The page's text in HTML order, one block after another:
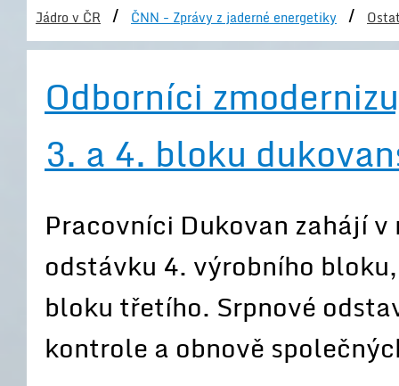
Jádro v ČR / ČNN - Zprávy z jaderné energetiky /
Odborníci
3. a 4. bloku
Pracovníci Dukovan zahájí
odstávku 4. výrobního
bloku třetího. Srpnové
kontrole a obnově